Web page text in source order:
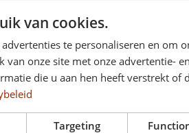
9
van cookies.
te personaliseren en om
onze site met onze advertentie-
die u aan hen heeft verstrekt of
Targeting